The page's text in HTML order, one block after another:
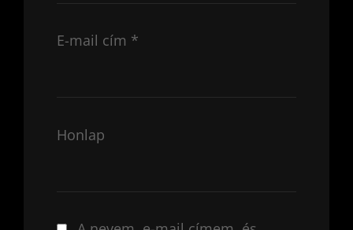
E-mail cím *
Honlap